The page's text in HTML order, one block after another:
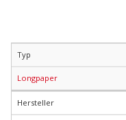
Typ
Longpaper
Hersteller